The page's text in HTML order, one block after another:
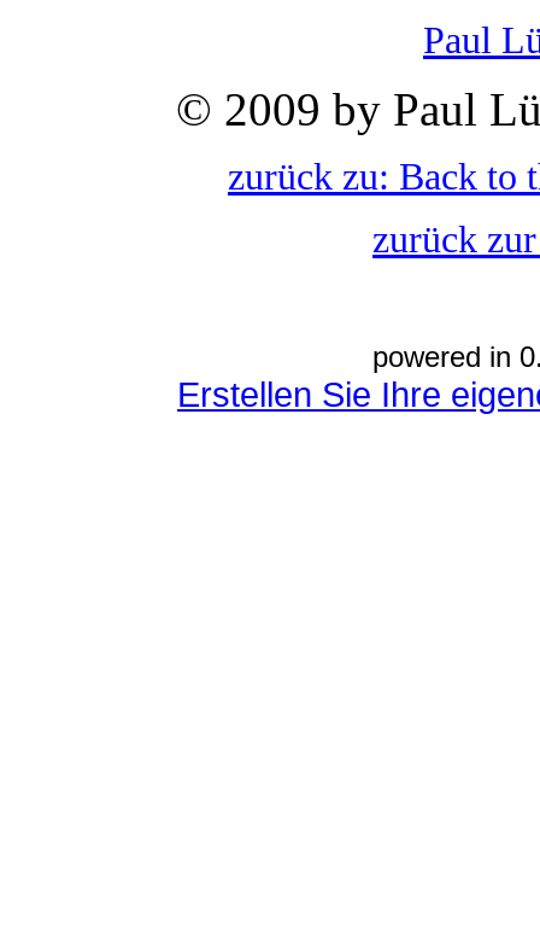
Paul
© 2009 by Paul
zurück zu: Back to
zurück
powered in
Erstellen Sie Ihre